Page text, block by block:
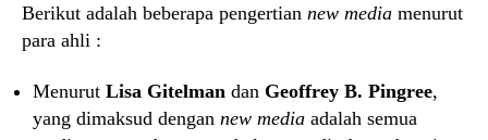
Berikut adalah beberapa pengertian new media menurut
para ahli :
Menurut Lisa Gitelman dan Geoffrey B. Pingree,
yang dimaksud dengan new media adalah semua